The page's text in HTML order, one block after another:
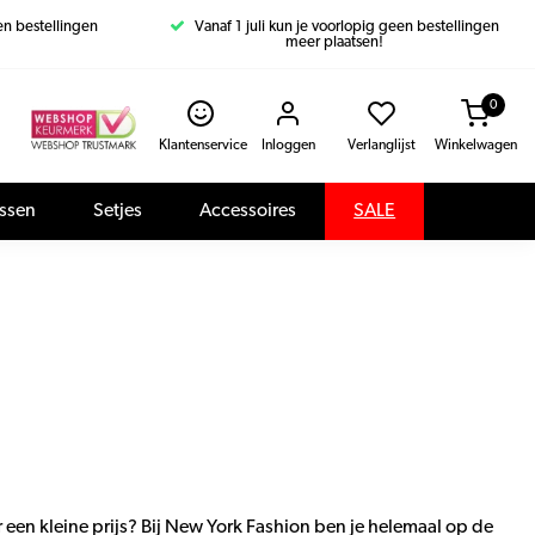
bestellingen
Vanaf 1 juli kun je voorlopig geen bestellingen
meer plaatsen!
Klantenservice Inloggen Verlanglijst Winkelwagen
0
Setjes Accessoires SALE
kleine prijs? Bij New York Fashion ben je helemaal op de